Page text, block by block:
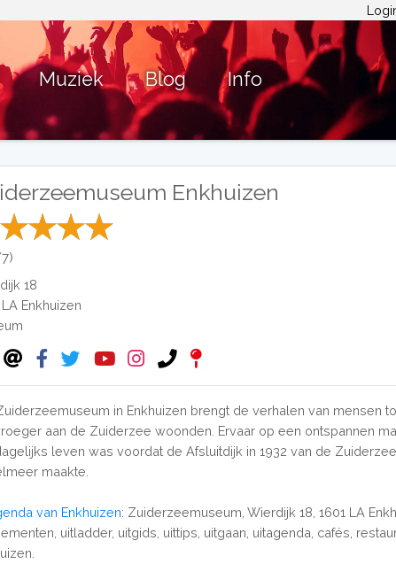
Muziek Blog Info
Enkhuizen
18
Enkhuizen
in Enkhuizen brengt de verhalen van mensen
aan de Zuiderzee woonden. Ervaar op een ontspannen
leven was voordat de Afsluitdijk in 1932 van de
maakte.
van Enkhuizen: Zuiderzeemuseum, Wierdijk 18, 1601 LA
uitladder, uitgids, uittips, uitgaan, uitagenda, cafés,